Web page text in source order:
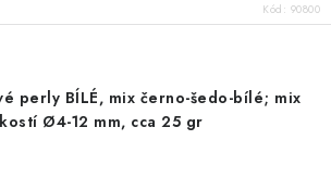
Kód: 90800
perly BÍLÉ, mix černo-šedo-bílé; mix
Ø4-12 mm, cca 25 gr